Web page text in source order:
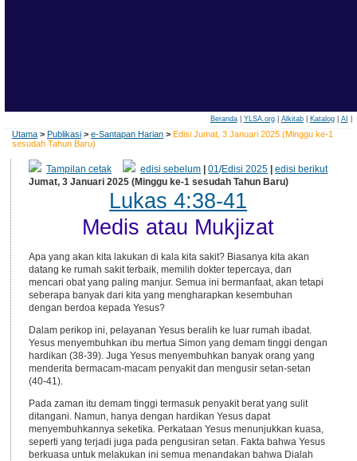
Beranda| YLSA.org| Alkitab| Katalog| AI
Utama > Publikasi > e-Santapan Harian > Edisi Jumat, 3 Januari 2025 (Minggu ke-1
sesudah Tahun Baru)
Tampilan cetak edisi sebelum |01/Edisi 2025 |edisi berikut
Jumat, 3 Januari 2025 (Minggu ke-1 sesudah Tahun Baru)
Lukas 4:38-41
Medis atau Mukjizat
Apa yang akan kita lakukan di kala kita sakit? Biasanya kita akan
datang ke rumah sakit terbaik, memilih dokter tepercaya, dan
mencari obat yang paling manjur. Semua ini bermanfaat, akan tetapi
seberapa banyak dari kita yang mengharapkan kesembuhan
dengan berdoa kepada Yesus?
Dalam perikop ini, pelayanan Yesus beralih ke luar rumah ibadat.
Yesus menyembuhkan ibu mertua Simon yang demam tinggi dengan
hardikan (38-39). Juga Yesus menyembuhkan banyak orang yang
menderita bermacam-macam penyakit dan mengusir setan-setan
(40-41).
Pada zaman itu demam tinggi termasuk penyakit berat yang sulit
ditangani. Namun, hanya dengan hardikan Yesus dapat
menyembuhkannya seketika. Perkataan Yesus menunjukkan kuasa,
seperti yang terjadi juga pada pengusiran setan. Fakta bahwa Yesus
berkuasa untuk melakukan ini semua menandakan bahwa Dialah